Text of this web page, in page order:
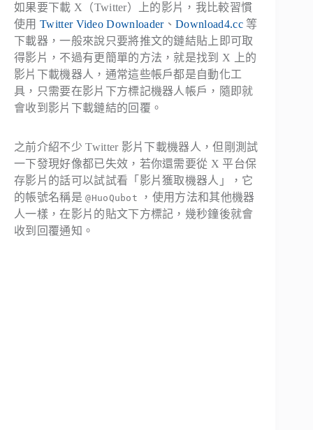
如果要下載 X（Twitter）上的影片，我比較習慣
使用 Twitter Video Downloader、 Download4.cc等
下載器，一般來說只要將推文的鏈結貼上即可取
得影片，不過有更簡單的方法，就是找到 X 上的
影片下載機器人，通常這些帳戶都是自動化工
具，只需要在影片下方標記機器人帳戶，隨即就
會收到影片下載鏈結的回覆。
之前介紹不少 Twitter 影片下載機器人，但剛測試
一下發現好像都已失效，若你還需要從 X 平台保
存影片的話可以試試看「影片獲取機器人」，它
的帳號名稱是@HuoQubot
，使用方法和其他機器
人一樣，在影片的貼文下方標記，幾秒鐘後就會
收到回覆通知。